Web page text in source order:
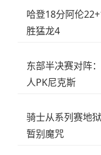
哈登18分阿伦
胜猛龙4
东部半决赛对阵
人PK尼克斯
骑士从系列赛地
暂别魔咒